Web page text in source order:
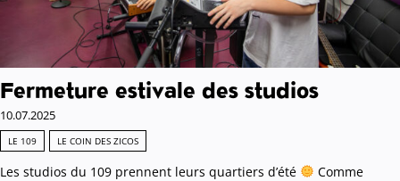
Fermeture estivale des studios
10.07.2025
LE 109 LE COIN DES ZICOS
Les studios du 109 prennent leurs quartiers d’été
Comme